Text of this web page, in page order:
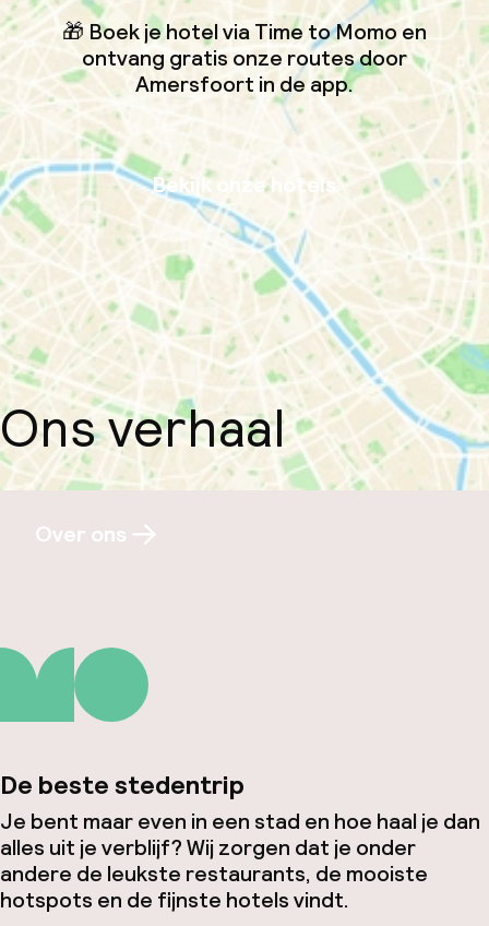
🎁 Boek je hotel via Time to Momo en
ontvang gratis onze routes door
Amersfoort in de app.
Bekijk onze hotels
Ons verhaal
Over ons
De beste stedentrip
Je bent maar even in een stad en hoe haal je dan
alles uit je verblijf? Wij zorgen dat je onder
andere de leukste restaurants, de mooiste
hotspots en de fijnste hotels vindt.